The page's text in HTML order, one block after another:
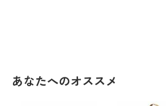
あなたへのオススメ